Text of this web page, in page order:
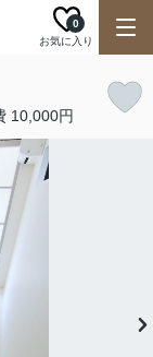
お気に入り
0
10,000円